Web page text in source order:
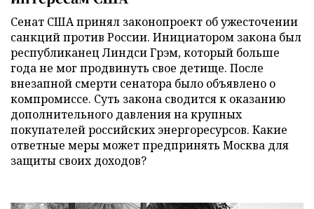
Сенат США принял законопроект об ужесточении
санкций против России. Инициатором закона был
республиканец Линдси Грэм, который больше
года не мог продвинуть свое детище. После
внезапной смерти сенатора было объявлено о
компромиссе. Суть закона сводится к оказанию
дополнительного давления на крупных
покупателей российских энергоресурсов. Какие
ответные меры может предпринять Москва для
защиты своих доходов?